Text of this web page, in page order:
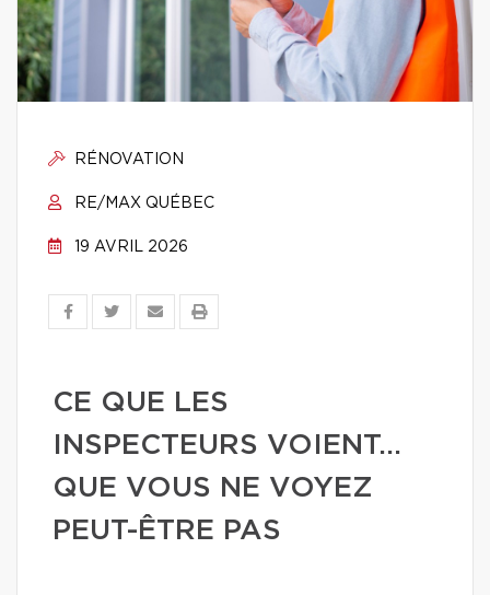
RÉNOVATION
RE/MAX QUÉBEC
19 AVRIL 2026
CE QUE LES
INSPECTEURS VOIENT…
QUE VOUS NE VOYEZ
PEUT-ÊTRE PAS